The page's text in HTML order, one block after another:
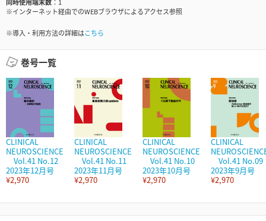
※インターネット経由でのWEBブラウザによるアクセス参照
※導入・利用方法の詳細はこちら
巻号一覧
CLINICAL
NEUROSCIENCE
Vol.41 No.12
2023年12月号
¥2,970
CLINICAL
NEUROSCIENCE
Vol.41 No.11
2023年11月号
¥2,970
CLINICAL
NEUROSCIENCE
Vol.41 No.10
2023年10月号
¥2,970
CLINICAL
Vol.41 No.09
2023年9月号
¥2,970